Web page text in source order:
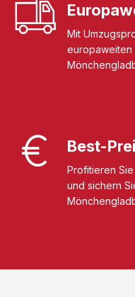
Mit
europaweiten
Best-
Profitieren
und sichern